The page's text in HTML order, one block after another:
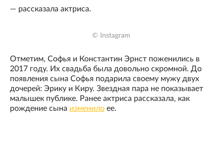
— рассказала актриса.
© Instagram
Отметим, Софья и Константин Эрнст поженились в
2017 году. Их свадьба была довольно скромной. До
появления сына Софья подарила своему мужу двух
дочерей: Эрику и Киру. Звездная пара не показывает
малышек публике. Ранее актриса рассказала, как
рождение сына изменило ее.